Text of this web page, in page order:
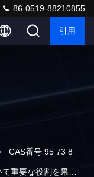
86-0519-88210855
引用
CAS番号 95 73 8
重要な役割を果た